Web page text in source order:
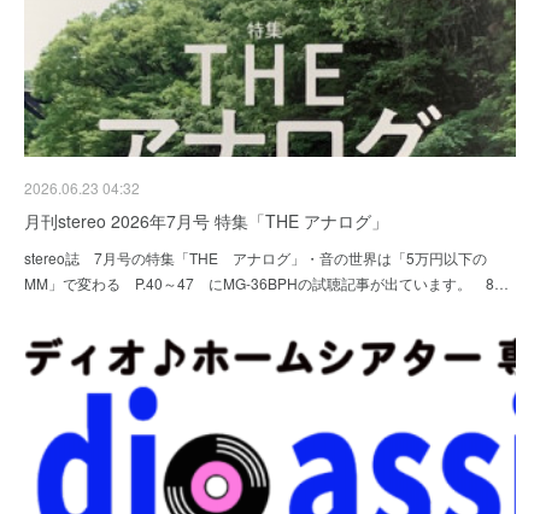
2026.06.23 04:32
月刊stereo 2026年7月号 特集「THE アナログ」
stereo誌 7月号の特集「THE アナログ」・音の世界は「5万円以下の
MM」で変わる P.40～47 にMG-36BPHの試聴記事が出ています。 8…